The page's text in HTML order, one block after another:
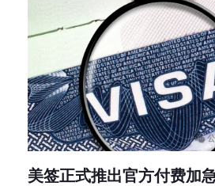
美签正式推出官方付费加